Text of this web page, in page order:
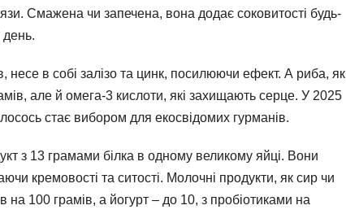
Смажена чи запечена, вона додає соковитості будь-
день.
несе в собі залізо та цинк, посилюючи ефект. А риба, як
але й омега-3 кислоти, які захищають серце. У 2025
стає вибором для екосвідомих гурманів.
з 13 грамами білка в одному великому яйці. Вони
кремовості та ситості. Молочні продукти, як сир чи
на 100 грамів, а йогурт – до 10, з пробіотиками на